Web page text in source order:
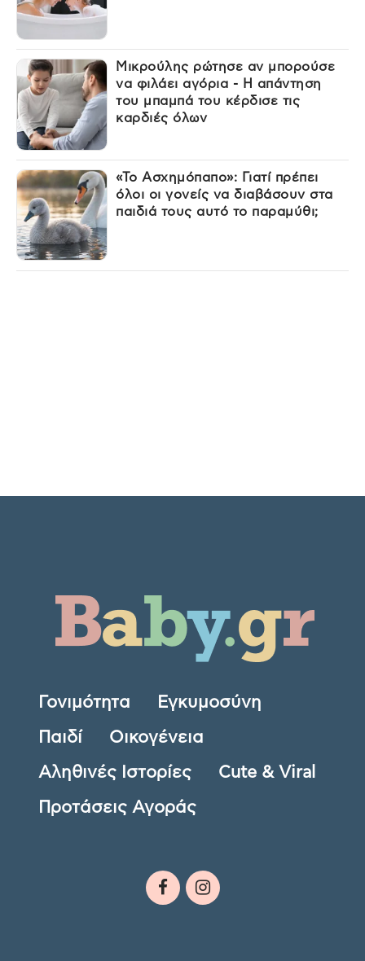
Μικρούλης ρώτησε αν μπορούσε
να φιλάει αγόρια - Η απάντηση
του μπαμπά του κέρδισε τις
καρδιές όλων
«Το Ασχημόπαπο»: Γιατί πρέπει
όλοι οι γονείς να διαβάσουν στα
παιδιά τους αυτό το παραμύθι;
Γονιμότητα Εγκυμοσύνη
Παιδί Οικογένεια
Αληθινές Ιστορίες Cute & Viral
Προτάσεις Αγοράς